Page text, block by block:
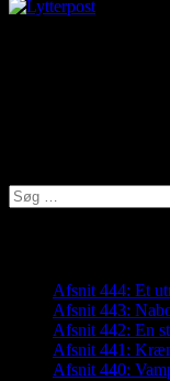
Søg
efter:
Afsnit 444: Et
Afsnit 443:
Afsnit 442: En
Afsnit 441:
Afsnit 440: